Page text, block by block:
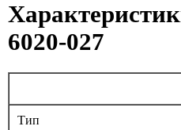
6020-027
Тип